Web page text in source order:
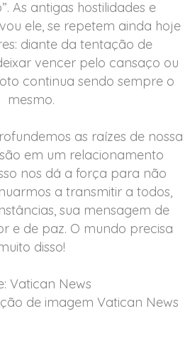
As antigas hostilidades e
ele, se repetem ainda hoje
diante da tentação de
vencer pelo cansaço ou
continua sendo sempre o
mesmo.
as raízes de nossa
em um relacionamento
nos dá a força para não
a transmitir a todos,
sua mensagem de
e de paz. O mundo precisa
disso!
Vatican News
de imagem Vatican News